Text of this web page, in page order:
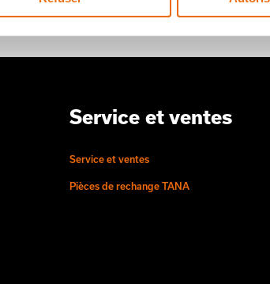
Service et ventes
Service et ventes
Pièces de rechange TANA